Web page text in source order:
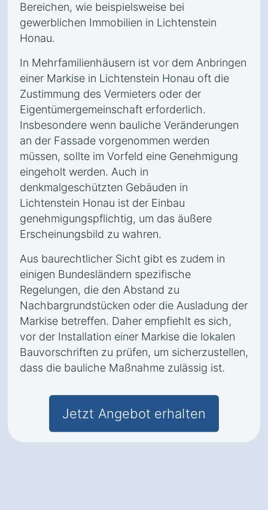
Bereichen, wie beispielsweise bei
gewerblichen Immobilien in Lichtenstein
Honau.
In Mehrfamilienhäusern ist vor dem Anbringen
einer Markise in Lichtenstein Honau oft die
Zustimmung des Vermieters oder der
Eigentümergemeinschaft erforderlich.
Insbesondere wenn bauliche Veränderungen
an der Fassade vorgenommen werden
müssen, sollte im Vorfeld eine Genehmigung
eingeholt werden. Auch in
denkmalgeschützten Gebäuden in
Lichtenstein Honau ist der Einbau
genehmigungspflichtig, um das äußere
Erscheinungsbild zu wahren.
Aus baurechtlicher Sicht gibt es zudem in
einigen Bundesländern spezifische
Regelungen, die den Abstand zu
Nachbargrundstücken oder die Ausladung der
Markise betreffen. Daher empfiehlt es sich,
vor der Installation einer Markise die lokalen
Bauvorschriften zu prüfen, um sicherzustellen,
dass die bauliche Maßnahme zulässig ist.
Jetzt Angebot erhalten